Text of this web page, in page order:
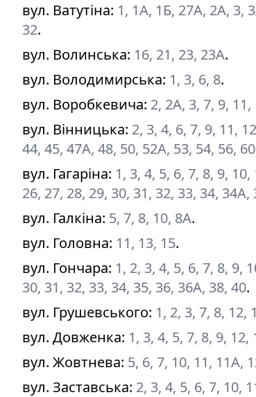
вул. Ватутіна: 1, 1А, 1Б, 27А, 2А, 3,
32.
вул. Волинська: 16, 21, 23, 23А.
вул. Володимирська: 1, 3, 6, 8.
вул. Воробкевича: 2, 2А, 3, 7, 9,
вул. Вінницька: 2, 3, 4, 6, 7, 9, 11,
44, 45, 47А, 48, 50, 52А, 53, 54, 56,
вул. Гагаріна: 1, 3, 4, 5, 6, 7, 8, 9,
26, 27, 28, 29, 30, 31, 32, 33, 34,
вул. Галкіна: 5, 7, 8, 10, 8А.
вул. Головна: 11, 13, 15.
вул. Гончара: 1, 2, 3, 4, 5, 6, 7, 8, 9,
30, 31, 32, 33, 34, 35, 36, 36А, 38, 40.
вул. Грушевського: 1, 2, 3, 7, 8, 12,
вул. Довженка: 1, 3, 4, 5, 7, 8, 9,
вул. Жовтнева: 5, 6, 7, 10, 11, 11А,
вул. Заставська: 2, 3, 4, 5, 6, 7, 10,